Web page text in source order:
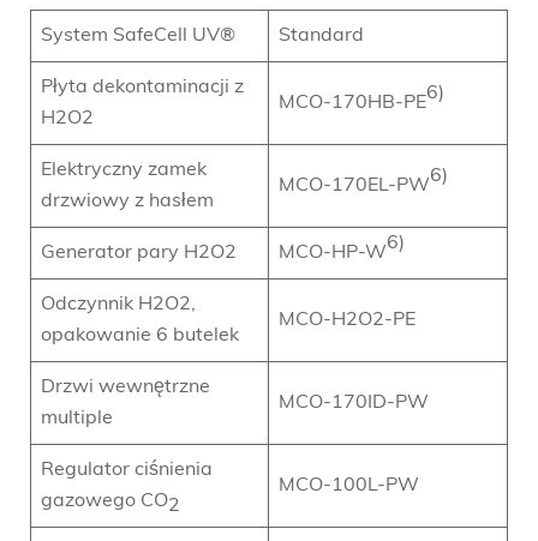
System SafeCell UV® Standard
Płyta dekontaminacji z
H2O2
MCO-170HB-PE6)
Elektryczny zamek
drzwiowy z hasłem
MCO-170EL-PW6)
Generator pary H2O2 MCO-HP-W6)
Odczynnik H2O2,
opakowanie 6 butelek
MCO-H2O2-PE
Drzwi wewnętrzne
multiple
MCO-170ID-PW
Regulator ciśnienia
gazowego CO2
MCO-100L-PW